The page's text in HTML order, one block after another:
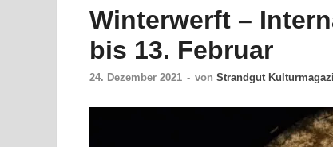
Winterwerft –
bis 13. Februar
24. Dezember 2021 - von Strandgut